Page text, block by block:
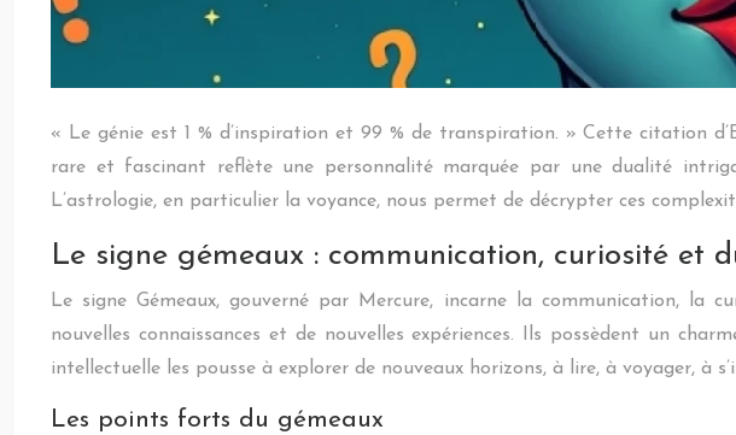
« Le génie est 1 % d’inspiration et 99 % de transpiration. » Cette citation
rare et fascinant reflète une personnalité marquée par une dualité
L’astrologie, en particulier la voyance, nous permet de décrypter ces
Le signe gémeaux : communication, curiosité et
Le signe Gémeaux, gouverné par Mercure, incarne la communication, la
nouvelles connaissances et de nouvelles expériences. Ils possèdent un
intellectuelle les pousse à explorer de nouveaux horizons, à lire, à voyager, à
Les points forts du gémeaux